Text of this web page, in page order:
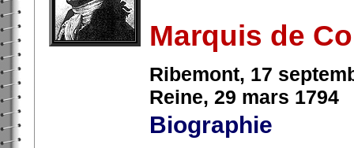
Marquis de
Ribemont, 17
Reine, 29 mars 1794
Biographie